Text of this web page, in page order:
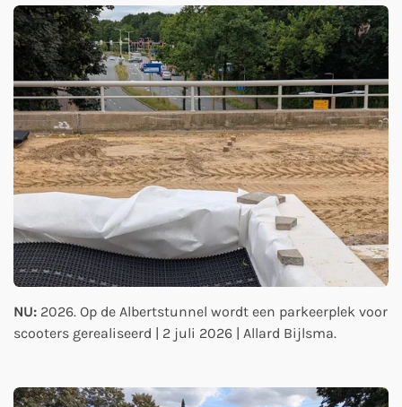
NU: 2026. Op de Albertstunnel wordt een parkeerplek voor
scooters gerealiseerd | 2 juli 2026 | Allard Bijlsma.